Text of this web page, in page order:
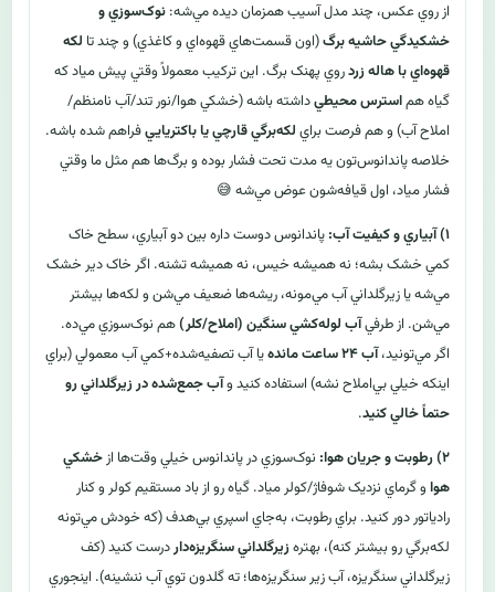
از روي عکس، چند مدل آسيب همزمان ديده مي‌شه: نوک‌سوزي و
خشکيدگي حاشيه برگ(اون قسمت‌هاي قهوه‌اي و کاغذي) و چند تا لکه
قهوه‌اي با هاله زردروي پهنک برگ. اين ترکيب معمولاً وقتي پيش مياد که
گياه هماسترس محيطيداشته باشه (خشکي هوا/نور تند/آب نامنظم/
املاح آب) و هم فرصت براي لکه‌برگي قارچي يا باکترياييفراهم شده باشه.
خلاصه پاندانوس‌تون يه مدت تحت فشار بوده و برگ‌ها هم مثل ما وقتي
فشار مياد، اول قيافه‌شون عوض مي‌شه 😅
۱) آبياري و کيفيت آب:
پاندانوس دوست داره بين دو آبياري، سطح خاک
کمي خشک بشه؛ نه هميشه خيس، نه هميشه تشنه. اگر خاک دير خشک
مي‌شه يا زيرگلداني آب مي‌مونه، ريشه‌ها ضعيف مي‌شن و لکه‌ها بيشتر
مي‌شن. از طرفيآب لوله‌کشي سنگين (املاح/کلر)هم نوک‌سوزي مي‌ده.
اگر مي‌تونيد،آب ۲۴ ساعت مانده
يا آب تصفيه‌شده+کمي آب معمولي (براي
اينکه خيلي بي‌املاح نشه) استفاده کنيد وآب جمع‌شده در زيرگلداني رو
حتماً خالي کنيد.
۲) رطوبت و جريان هوا:
نوک‌سوزي در پاندانوس خيلي وقت‌ها ازخشکي
هوا و گرماي نزديک شوفاژ/کولر مياد. گياه رو از باد مستقيم کولر و کنار
رادياتور دور کنيد. براي رطوبت، به‌جاي اسپري بي‌هدف (که خودش مي‌تونه
لکه‌برگي رو بيشتر کنه)، بهترهزيرگلداني سنگريزه‌داردرست کنيد (کف
زيرگلداني سنگريزه، آب زير سنگريزه‌ها؛ ته گلدون توي آب ننشينه). اينجوري